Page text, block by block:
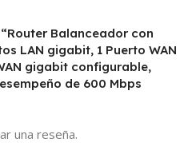
Balanceador con
LAN gigabit, 1 Puerto WAN
gigabit configurable,
de 600 Mbps
una reseña.